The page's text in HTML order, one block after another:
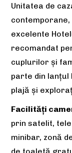
Unitatea de
excelente
recomandat
cuplurilor și
parte din lanțul
plajă și
Facilități
prin satelit,
minibar, zonă